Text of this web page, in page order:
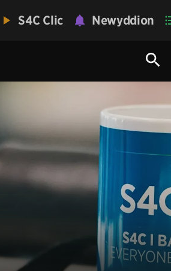
S4C Clic Newyddion